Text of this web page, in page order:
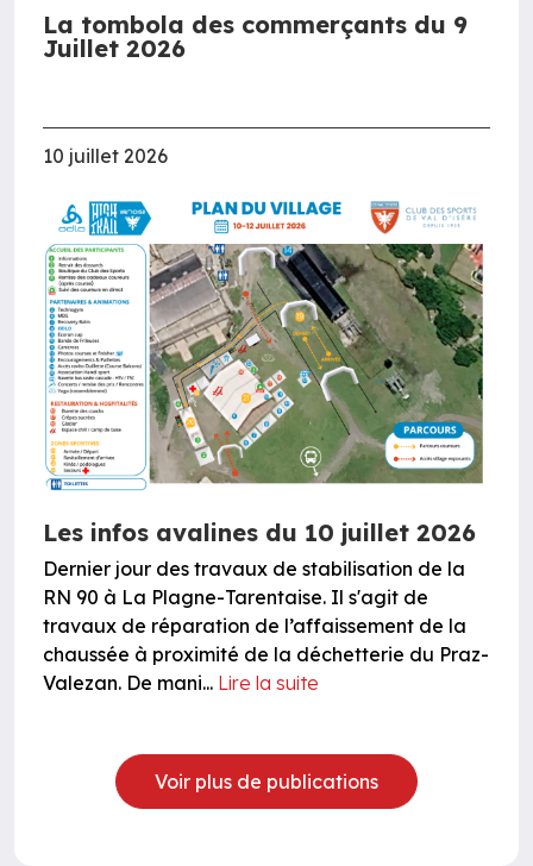
La tombola des commerçants du 9
Juillet 2026
10 juillet 2026
Les infos avalines du 10 juillet 2026
Dernier jour des travaux de stabilisation de la
RN 90 à La Plagne-Tarentaise. Il s'agit de
travaux de réparation de l’affaissement de la
chaussée à proximité de la déchetterie du Praz-
Valezan. De mani... Lire la suite
Voir plus de publications